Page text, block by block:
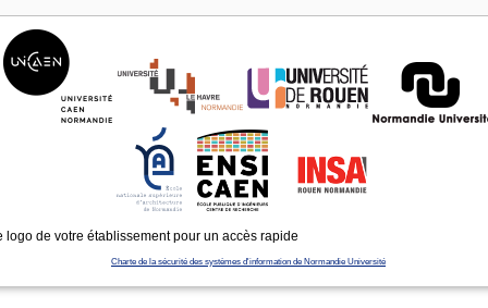
logo de votre établissement pour un accès rapide
Charte de la sécurité des systèmes d'information de Normandie Université